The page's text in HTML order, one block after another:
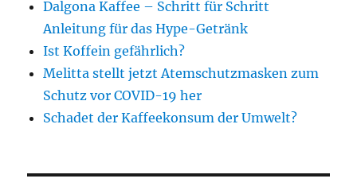
Dalgona Kaffee – Schritt für Schritt
Anleitung für das Hype-Getränk
Ist Koffein gefährlich?
Melitta stellt jetzt Atemschutzmasken zum
Schutz vor COVID-19 her
Schadet der Kaffeekonsum der Umwelt?